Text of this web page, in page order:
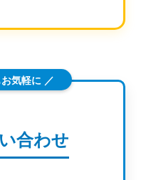
気軽に ／
合わせ